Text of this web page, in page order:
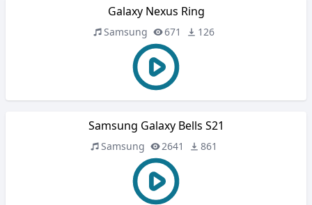
Galaxy Nexus Ring
Samsung 671 126
Samsung Galaxy Bells S21
Samsung 2641 861